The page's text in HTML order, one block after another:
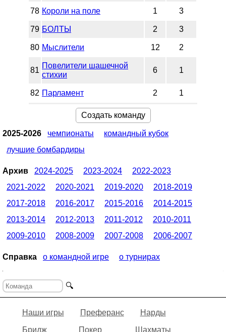
78 Короли на поле 1 3
79 БОЛТЫ 2 3
80 Мыслители 12 2
81
Повелители шашечной
стихии
6 1
82 Парламент 2 1
Создать команду
2025-2026 чемпионаты
командный кубок
лучшие бомбардиры
Архив 2024-2025 2023-2024
2022-2023
2021-2022
2020-2021 2019-2020
2018-2019
2017-2018
2016-2017 2015-2016
2014-2015
2013-2014
2012-2013 2011-2012
2010-2011
2009-2010
2008-2009 2007-2008 2006-2007
Справка о командной игре о турнирах
🔍
Наши игры Преферанс
Нарды
Бридж
Покер Шахматы